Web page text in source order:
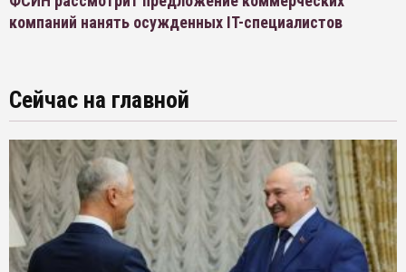
компаний нанять осужденных IT-специалистов
Сейчас на главной